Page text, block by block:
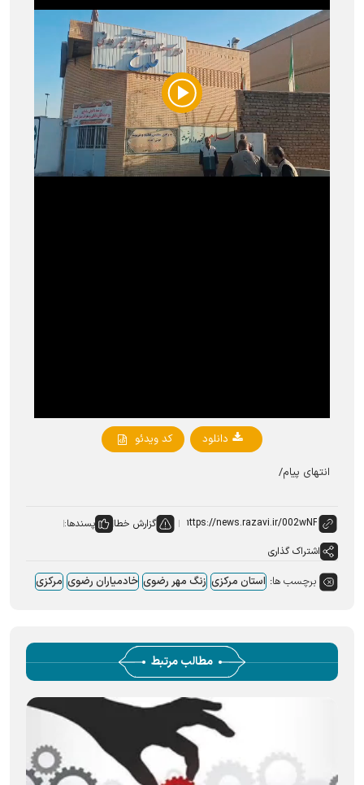
Play
Video
کد ویدئو دانلود
انتهای پیام/
گزارش خطا
پسندها:
اشتراک گذاری
برچسب ها: استان مرکزی زنگ مهر رضوی خادمیاران رضوی مرکزی
مطالب مرتبط